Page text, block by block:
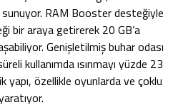
sunuyor. RAM Booster desteğiyle
bir araya getirerek 20 GB’a
Genişletilmiş buhar odası
kullanımda ısınmayı yüzde 23
yapı, özellikle oyunlarda ve çoklu